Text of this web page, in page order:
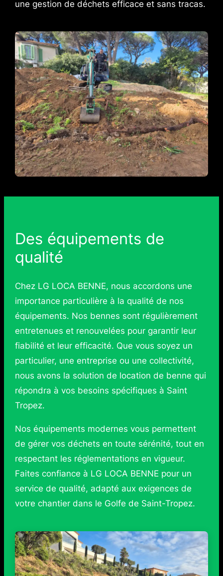
une gestion de déchets efficace et sans tracas.
Des équipements de
qualité
Chez LG LOCA BENNE, nous accordons une
importance particulière à la qualité de nos
équipements. Nos bennes sont régulièrement
entretenues et renouvelées pour garantir leur
fiabilité et leur efficacité. Que vous soyez un
particulier, une entreprise ou une collectivité,
nous avons la solution de location de benne qui
répondra à vos besoins spécifiques à Saint
Tropez.
Nos équipements modernes vous permettent
de gérer vos déchets en toute sérénité, tout en
respectant les réglementations en vigueur.
Faites confiance à LG LOCA BENNE pour un
service de qualité, adapté aux exigences de
votre chantier dans le Golfe de Saint-Tropez.